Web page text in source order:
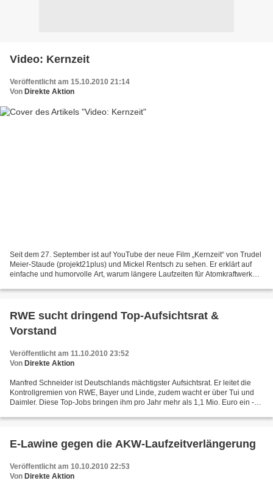
Video: Kernzeit
Veröffentlicht am 15.10.2010 21:14
Von Direkte Aktion
Seit dem 27. September ist auf YouTube der neue Film „Kernzeit“ von Trudel
Meier-Staude (projekt21plus) und Mickel Rentsch zu sehen. Er erklärt auf
einfache und humorvolle Art, warum längere Laufzeiten für Atomkraftwerke
RWE sucht dringend Top-Aufsichtsrat &
Vorstand
Veröffentlicht am 11.10.2010 23:52
Von Direkte Aktion
Manfred Schneider ist Deutschlands mächtigster Aufsichtsrat. Er leitet die
Kontrollgremien von RWE, Bayer und Linde, zudem wacht er über Tui und
Daimler. Diese Top-Jobs bringen ihm pro Jahr mehr als 1,1 Mio. Euro ein -
E-Lawine gegen die AKW-Laufzeitverlängerung
Veröffentlicht am 10.10.2010 22:53
Von Direkte Aktion